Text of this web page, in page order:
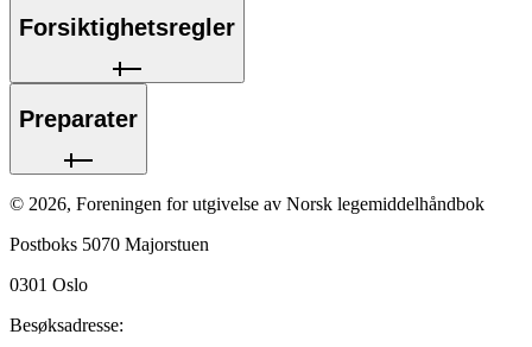
Forsiktighetsregler
Preparater
© 2026, Foreningen for utgivelse av Norsk legemiddelhåndbok
Postboks 5070 Majorstuen
0301 Oslo
Besøksadresse: